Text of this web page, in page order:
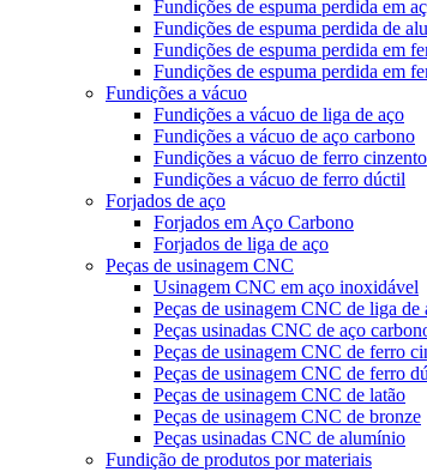
Fundições de espuma perdida em
Fundições de espuma perdida de
Fundições de espuma perdida em
Fundições de espuma perdida em
Fundições a vácuo
Fundições a vácuo de liga de aço
Fundições a vácuo de aço carbono
Fundições a vácuo de ferro cinzento
Fundições a vácuo de ferro dúctil
Forjados de aço
Forjados em Aço Carbono
Forjados de liga de aço
Peças de usinagem CNC
Usinagem CNC em aço inoxidável
Peças de usinagem CNC de liga de
Peças usinadas CNC de aço
Peças de usinagem CNC de ferro
Peças de usinagem CNC de ferro
Peças de usinagem CNC de latão
Peças de usinagem CNC de bronze
Peças usinadas CNC de alumínio
Fundição de produtos por materiais